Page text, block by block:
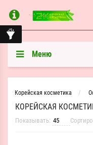
Меню
Корейская косметика
КОРЕЙСКАЯ
Показывать: